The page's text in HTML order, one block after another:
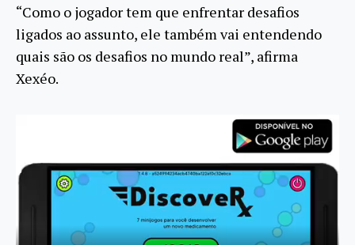
“Como o jogador tem que enfrentar desafios
ligados ao assunto, ele também vai entendendo
quais são os desafios no mundo real”, afirma
Xexéo.